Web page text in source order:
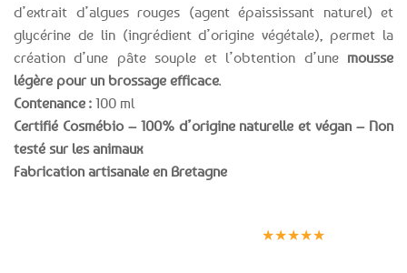
d’extrait d’algues rouges (agent épaississant naturel) et
glycérine de lin (ingrédient d’origine végétale), permet la
création d’une pâte souple et l’obtention d’une mousse
légère pour un brossage efficace.
Contenance : 100 ml
Certifié Cosmébio – 100% d’origine naturelle et végan – Non
testé sur les animaux
Fabrication artisanale en Bretagne
★★★★★